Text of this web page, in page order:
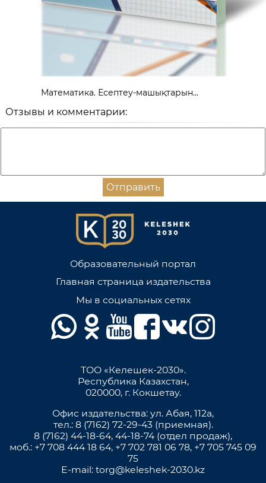
Математика. Есептеу-машықтарын...
Отзывы и комментарии:
Отправить
Образовательный портал
Главная страница издательства
Мы в социальных сетях
ТОО «Келешек-2030».
Республика Казахстан,
020000, г. Кокшетау.
Офис издательства: ул. Абая, 112а,
тел.: 8 (7162) 72-29-43 (приемная).
8 (7162) 44-18-64, 44-18-74 (отдел продаж),
моб.: +7 708 444 18 64, +7 702 781 06 78, +7 705 745 09
75
E-mail: torg@keleshek-2030.kz